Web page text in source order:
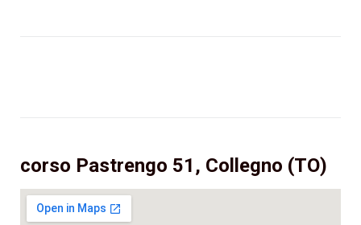
corso Pastrengo 51, Collegno (TO)